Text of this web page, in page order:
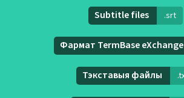
Subtitle files .srt
Фармат TermBase eXchange
Тэкставыя файлы